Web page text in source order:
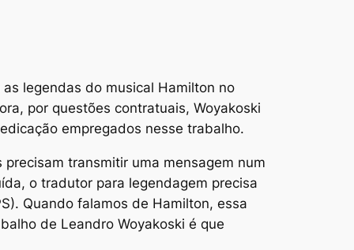
legendas do musical Hamilton no
por questões contratuais, Woyakoski
empregados nesse trabalho.
transmitir uma mensagem num
o tradutor para legendagem precisa
Quando falamos de Hamilton, essa
de Leandro Woyakoski é que